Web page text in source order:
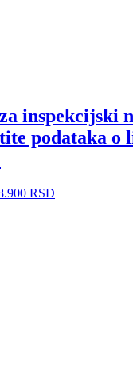
inspekcijski
podataka o
RSD